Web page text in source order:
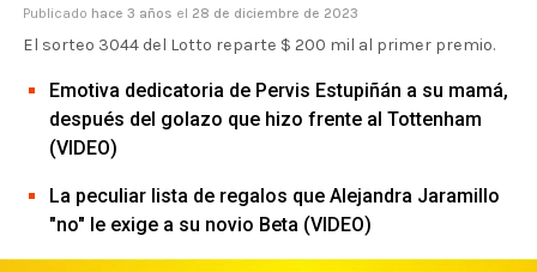
Publicado hace 3 años el 28 de diciembre de 2023
El sorteo 3044 del Lotto reparte $ 200 mil al primer premio.
Emotiva dedicatoria de Pervis Estupiñán a su mamá,
después del golazo que hizo frente al Tottenham
(VIDEO)
La peculiar lista de regalos que Alejandra Jaramillo
"no" le exige a su novio Beta (VIDEO)